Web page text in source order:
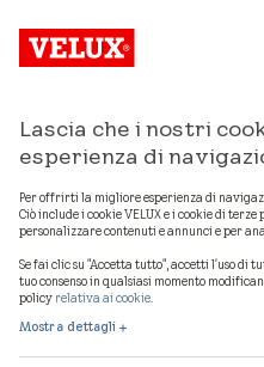
Lascia che i nostri
esperienza di
Per offrirti la migliore esperienza di
Ciò include i cookie VELUX e i cookie di
personalizzare contenuti e annunci e per
Se fai clic su "Accetta tutto", accetti l'uso di
tuo consenso in qualsiasi momento
policy relativa ai cookie.
Mostra dettagli